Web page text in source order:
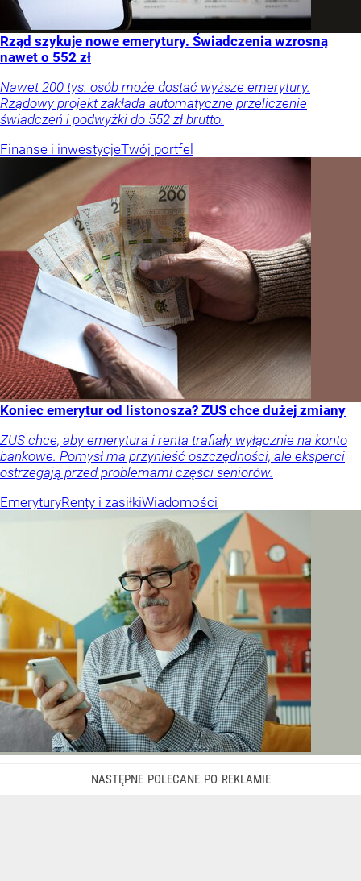
Rząd szykuje nowe emerytury. Świadczenia wzrosną
nawet o 552 zł
Nawet 200 tys. osób może dostać wyższe emerytury.
Rządowy projekt zakłada automatyczne przeliczenie
świadczeń i podwyżki do 552 zł brutto.
Finanse i inwestycjeTwój portfel
Koniec emerytur od listonosza? ZUS chce dużej zmiany
ZUS chce, aby emerytura i renta trafiały wyłącznie na konto
bankowe. Pomysł ma przynieść oszczędności, ale eksperci
ostrzegają przed problemami części seniorów.
EmeryturyRenty i zasiłkiWiadomości